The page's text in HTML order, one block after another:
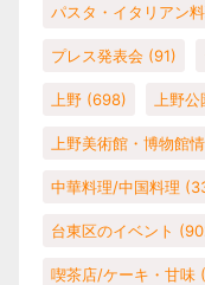
パスタ・イタリアン
プレス発表会 (91)
上野 (698) 上野公
上野美術館・博物館
中華料理/中国料理
台東区のイベント
喫茶店/ケーキ・甘味